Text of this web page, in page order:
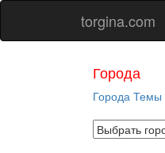
torgina.com
Города
Города Темы